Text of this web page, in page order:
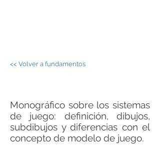
<< Volver a fundamentos
Monográfico sobre los sistemas
de juego: definición, dibujos,
subdibujos y diferencias con el
concepto de modelo de juego.